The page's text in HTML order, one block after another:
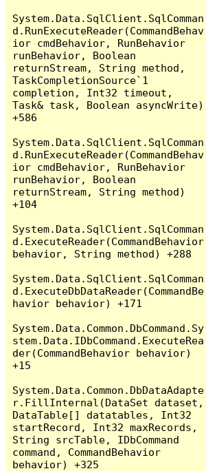
System.Data.SqlClient.SqlComman
d.RunExecuteReader(CommandBehav
ior cmdBehavior, RunBehavior
runBehavior, Boolean
returnStream, String method,
TaskCompletionSource`1
completion, Int32 timeout,
Task& task, Boolean asyncWrite)
+586
System.Data.SqlClient.SqlComman
d.RunExecuteReader(CommandBehav
ior cmdBehavior, RunBehavior
runBehavior, Boolean
returnStream, String method)
+104
System.Data.SqlClient.SqlComman
d.ExecuteReader(CommandBehavior
behavior, String method) +288
System.Data.SqlClient.SqlComman
d.ExecuteDbDataReader(CommandBe
havior behavior) +171
System.Data.Common.DbCommand.Sy
stem.Data.IDbCommand.ExecuteRea
der(CommandBehavior behavior)
+15
System.Data.Common.DbDataAdapte
r.FillInternal(DataSet dataset,
DataTable[] datatables, Int32
startRecord, Int32 maxRecords,
String srcTable, IDbCommand
command, CommandBehavior
behavior) +325